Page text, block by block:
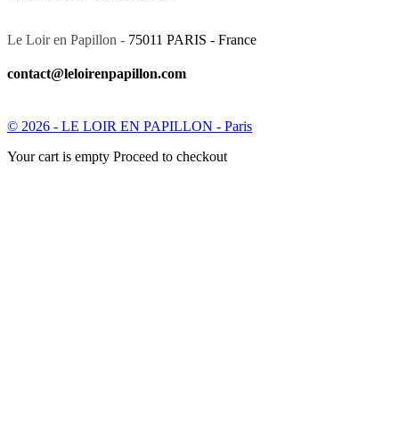
Le Loir en Papillon - 75011 PARIS - France
contact@leloirenpapillon.com
© 2026 - LE LOIR EN PAPILLON - Paris
Your cart is empty Proceed to checkout